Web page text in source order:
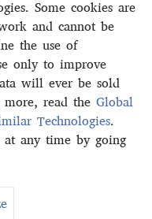
Some cookies are
and cannot be
the use of
only to improve
will ever be sold
read the Global
Technologies
at any time by going
Society of Pennsylvania.